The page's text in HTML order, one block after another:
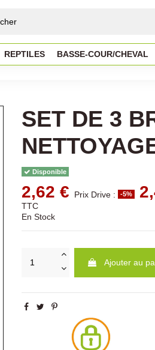
REPTILES BASSE-COUR/CHEVAL
SET DE 3
Disponible
2,62 € Prix Drive : -5%
TTC
En Stock
Ajouter au